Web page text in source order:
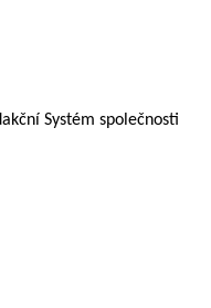
Systém společnosti